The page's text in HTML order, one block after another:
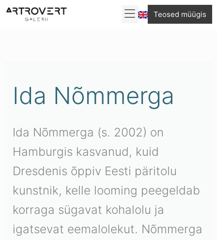
Skip
Teosed müügis
Ida Nõmmerga
Ida Nõmmerga (s. 2002) on
Hamburgis kasvanud, kuid
Dresdenis õppiv Eesti päritolu
kunstnik, kelle looming peegeldab
korraga sügavat kohalolu ja
igatsevat eemalolekut. Nõmmerga